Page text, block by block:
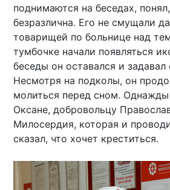
поднимаются на беседах,
безразлична. Его не смущали
товарищей по больнице над
тумбочке начали появляться
беседы он оставался и
Несмотря на подколы, он
молиться перед сном.
Оксане, добровольцу
Милосердия, которая и
сказал, что хочет креститься.